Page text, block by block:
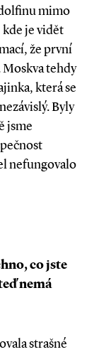
mimo
je vidět
že první
tehdy
která se
Byly
jsme
nefungovalo
co jste
nemá
strašné